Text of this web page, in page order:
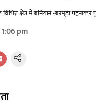
क्षेत्र में बनियान -बरमूडा पहनाकर
pm